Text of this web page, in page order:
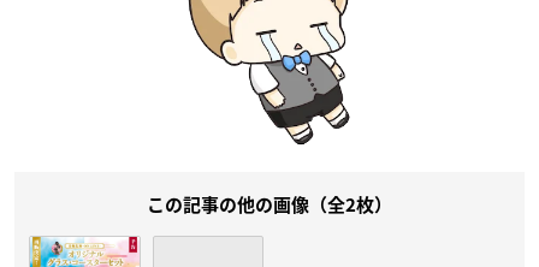
この記事の他の画像（全2枚）